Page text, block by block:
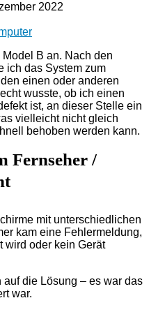
2022
B an. Nach den
ich das System zum
einen oder anderen
wusste, ob ich einen
ist, an dieser Stelle ein
vielleicht nicht gleich
behoben werden kann.
Fernseher /
mit unterschiedlichen
kam eine Fehlermeldung,
wird oder kein Gerät
die Lösung – es war das
war.